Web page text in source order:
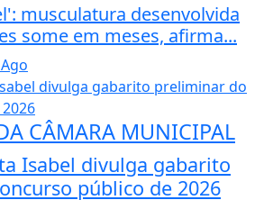
musculatura desenvolvida
some em meses, afirma...
CÂMARA MUNICIPAL
Isabel divulga gabarito
público de 2026